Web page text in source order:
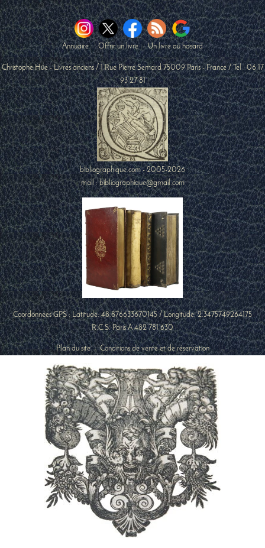
Annuaire-Offrir un livre-Un livre au hasard
Christophe Hüe - Livres anciens /1 Rue Pierre Semard 75009 Paris-France / Tel :06 17
93 27 81
bibliographique.com - 2005-2026
mail : bibliographique@gmail.com
Coordonnées GPS : Latitude:48.876633670145/ Longitude:2.3475749264175
R.C.S. Paris A 482 781 630
Plan du site-Conditions de vente et de réservation